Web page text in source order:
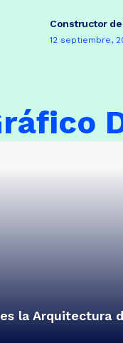
Constructor
12 septiembre,
la Arquitectura